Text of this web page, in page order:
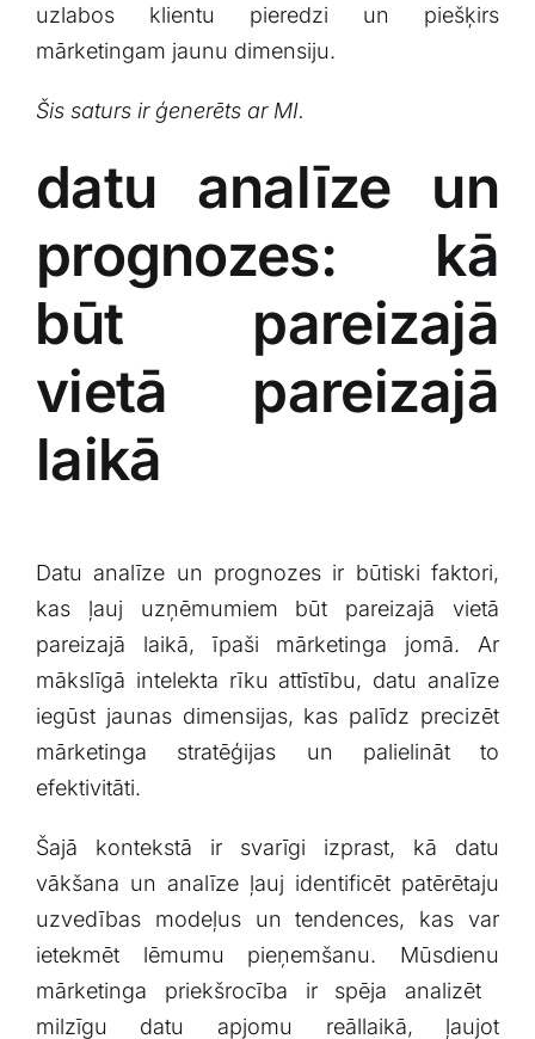
uzlabos klientu pieredzi un piešķirs
mārketingam jaunu dimensiju.
Šis saturs ir ģenerēts ar MI.
datu‌ analīze un
prognozes: kā
⁤būt pareizajā
vietā pareizajā
laikā
Datu​ analīze un prognozes ⁤ir būtiski faktori,
kas⁣ ļauj uzņēmumiem​ būt⁢ pareizajā vietā
pareizajā laikā, īpaši mārketinga jomā. ‍Ar
mākslīgā intelekta⁢ rīku attīstību, datu analīze
iegūst jaunas dimensijas, kas palīdz precizēt
mārketinga stratēģijas ‍un palielināt to
efektivitāti.
Šajā kontekstā ir svarīgi ⁤izprast, kā datu
vākšana un analīze ļauj identificēt⁢ patērētaju
uzvedības modeļus ​un tendences, kas var
ietekmēt lēmumu pieņemšanu.‌ Mūsdienu
mārketinga ⁣priekšrocība ir⁢ spēja analizēt ​
milzīgu ‌datu‍ apjomu‍ reāllaikā, ļaujot